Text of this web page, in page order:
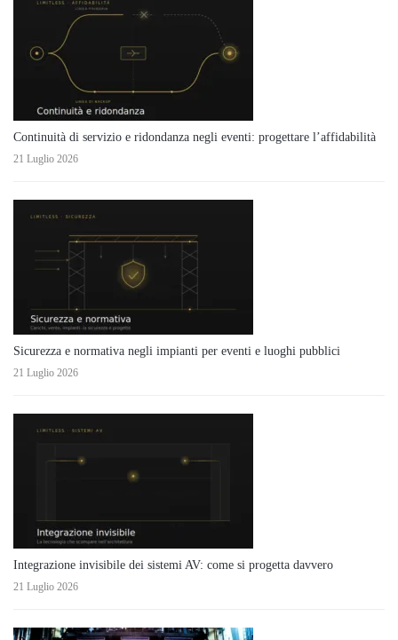
Continuità di servizio e ridondanza negli eventi: progettare l’affidabilità
21 Luglio 2026
Sicurezza e normativa negli impianti per eventi e luoghi pubblici
21 Luglio 2026
Integrazione invisibile dei sistemi AV: come si progetta davvero
21 Luglio 2026